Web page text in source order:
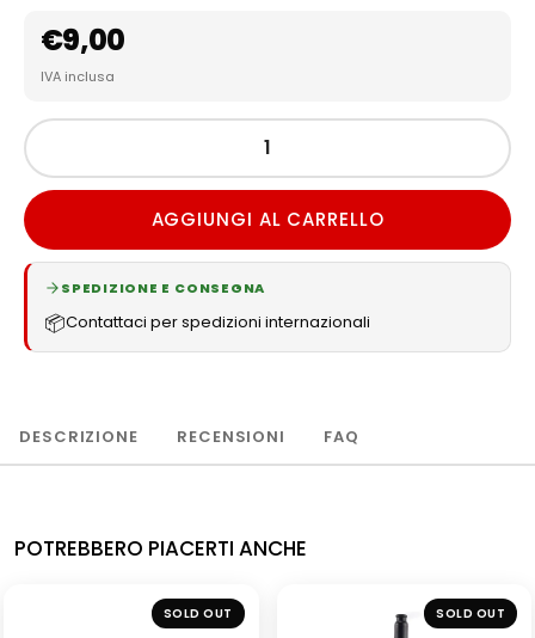
€9,00
IVA inclusa
AGGIUNGI AL CARRELLO
SPEDIZIONE E CONSEGNA
📦Contattaci per spedizioni internazionali
DESCRIZIONE RECENSIONI FAQ
POTREBBERO PIACERTI ANCHE
SOLD OUT SOLD OUT